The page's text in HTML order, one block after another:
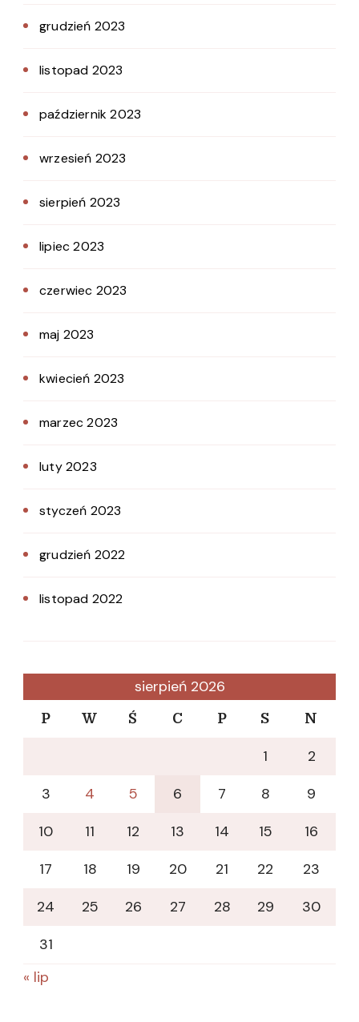
grudzień 2023
listopad 2023
październik 2023
wrzesień 2023
sierpień 2023
lipiec 2023
czerwiec 2023
maj 2023
kwiecień 2023
marzec 2023
luty 2023
styczeń 2023
grudzień 2022
listopad 2022
sierpień 2026
P W Ś C P S N
1
2
3
4 5 6 7 8
9
10
11 12 13 14 15
16
17
18 19 20 21 22
23
24
25 26 27 28 29
30
31
« lip